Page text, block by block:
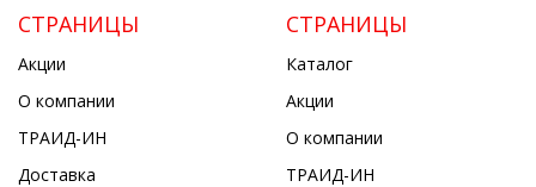
СТРАНИЦЫ
Акции
О компании
ТРАИД-ИН
Доставка
СТРАНИЦЫ
Каталог
Акции
О компании
ТРАИД-ИН